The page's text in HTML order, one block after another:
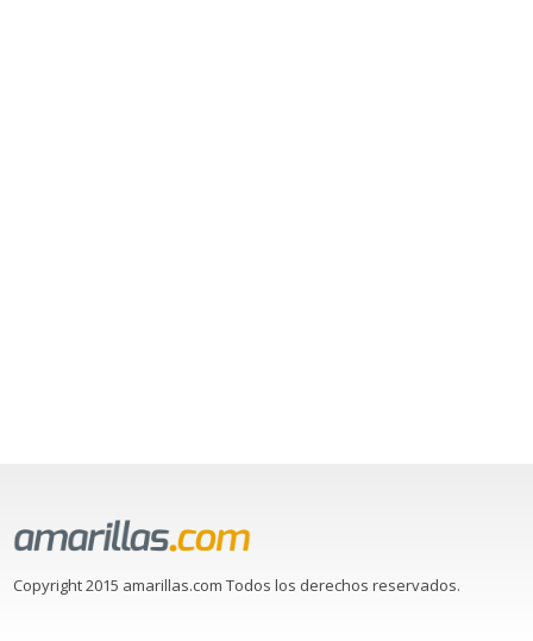
Copyright 2015 amarillas.com Todos los derechos reservados.